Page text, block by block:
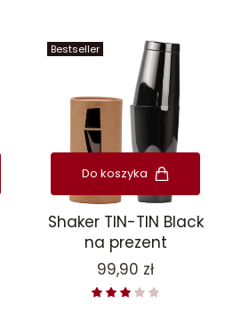
Bestseller
Do koszyka
Shaker TIN-TIN Black
na prezent
Cena
99,90 zł